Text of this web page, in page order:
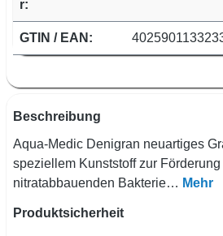
r:
GTIN / EAN:
Beschreibung
Aqua-Medic Denigran neuartiges
speziellem Kunststoff zur
nitratabbauenden Bakterie… Mehr
Produktsicherheit